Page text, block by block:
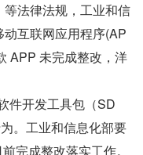
法律法规，工业和信
互联网应用程序(AP
APP 未完成整改，洋
件开发工具包（SD
。工业和信息化部要
完成整改落实工作。